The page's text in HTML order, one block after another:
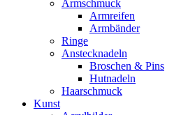
Armschmuck
Armreifen
Armbänder
Ringe
Anstecknadeln
Broschen & Pins
Hutnadeln
Haarschmuck
Kunst